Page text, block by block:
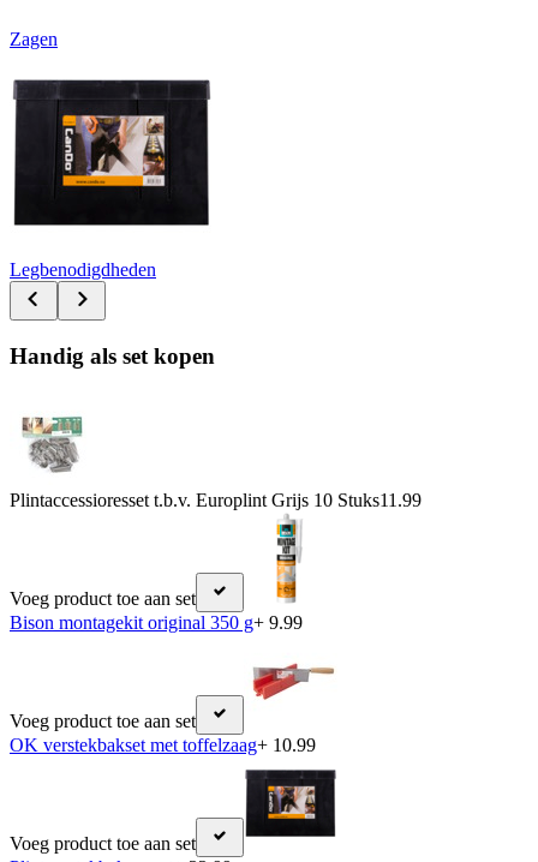
Zagen
Legbenodigdheden
Handig als set kopen
Plintaccessioresset t.b.v. Europlint Grijs 10 Stuks11.99
Voeg product toe aan set
Bison montagekit original 350 g+ 9.99
Voeg product toe aan set
OK verstekbakset met toffelzaag+ 10.99
Voeg product toe aan set